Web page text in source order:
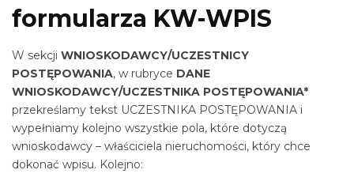
formularza KW-WPIS
W sekcji WNIOSKODAWCY/UCZESTNICY
POSTĘPOWANIA, w rubryce DANE
WNIOSKODAWCY/UCZESTNIKA POSTĘPOWANIA*
przekreślamy tekst UCZESTNIKA POSTĘPOWANIA i
wypełniamy kolejno wszystkie pola, które dotyczą
wnioskodawcy – właściciela nieruchomości, który chce
dokonać wpisu. Kolejno: